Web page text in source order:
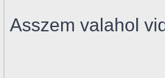
Asszem valahol